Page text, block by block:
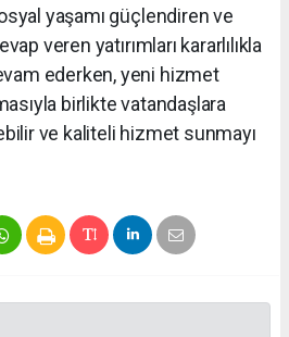
yaşamı güçlendiren ve
veren yatırımları kararlılıkla
ederken, yeni hizmet
birlikte vatandaşlara
ve kaliteli hizmet sunmayı